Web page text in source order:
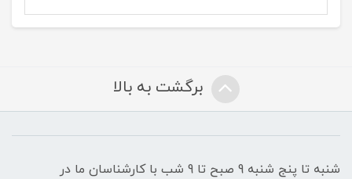
برگشت به بالا
شنبه تا پنج شنبه 9 صبح تا 9 شب با کارشناسان ما در